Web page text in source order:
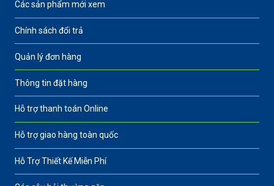
Các sản phẩm mới xem
Chính sách đổi trả
Quản lý đơn hàng
Thông tin đặt hàng
Hỗ trợ thanh toán Online
Hỗ trợ giao hàng toàn quốc
Hỗ Trợ Thiết Kế Miễn Phí